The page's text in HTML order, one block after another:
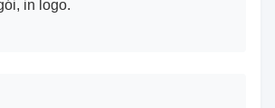
in logo.